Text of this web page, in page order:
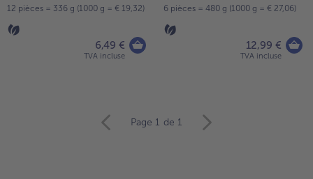
12 pièces = 336 g (1000 g = € 19,32)
6,49 €
TVA incluse
6 pièces = 480 g (1000 g = € 27,06)
12,99 €
TVA incluse
Page 1 de 1